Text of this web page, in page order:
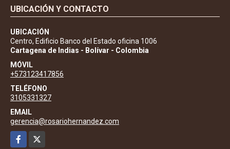
UBICACIÓN Y CONTACTO
UBICACIÓN
Centro, Edificio Banco del Estado oficina 1006
Cartagena de Indias - Bolívar - Colombia
MÓVIL
+573123417856
TELÉFONO
3105331327
EMAIL
gerencia@rosariohernandez.com
Facebook